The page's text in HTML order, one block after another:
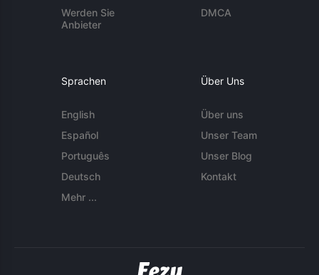
Werden Sie
Anbieter
DMCA
Sprachen
English
Español
Português
Deutsch
Mehr ...
Über Uns
Über uns
Unser Team
Unser Blog
Kontakt